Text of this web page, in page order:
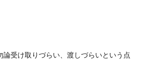
論受け取りづらい、渡しづらいという点